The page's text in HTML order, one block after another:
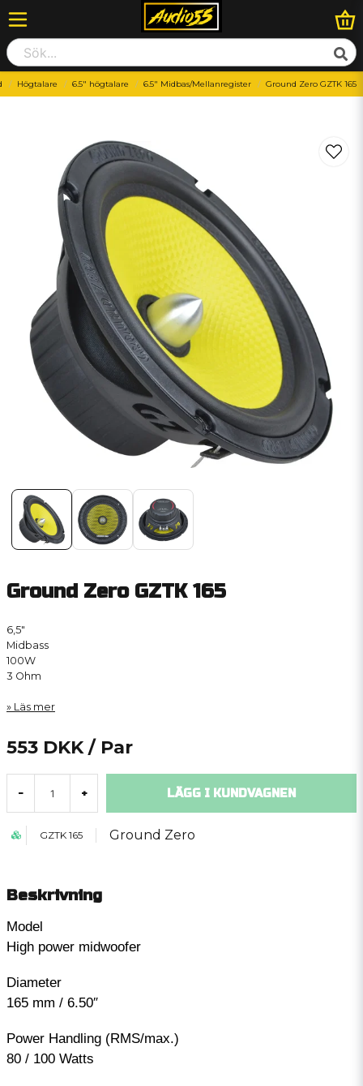
Högtalare 6.5" högtalare 6.5" Midbas/Mellanregister Ground Zero GZTK 165
Ground Zero GZTK 165
6,5″
Midbass
100W
3 Ohm
Läs mer
553 DKK / Par
- + LÄGG I KUNDVAGNEN
GZTK 165 Ground Zero
Beskrivning
Model
High power midwoofer
Diameter
165 mm / 6.50″
Power Handling (RMS/max.)
80 / 100 Watts